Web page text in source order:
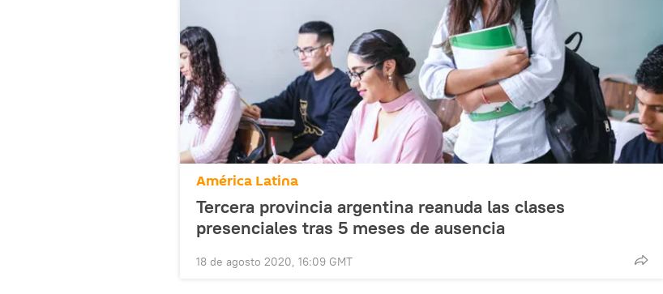
América Latina
Tercera provincia argentina reanuda las clases
presenciales tras 5 meses de ausencia
18 de agosto 2020, 16:09 GMT